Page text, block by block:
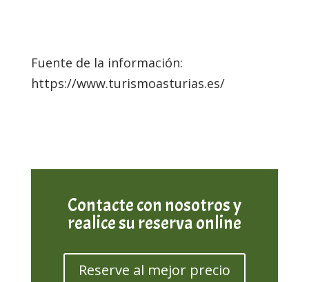
Fuente de la información:
https://www.turismoasturias.es/
Contacte con nosotros y
realice su reserva online
Reserve al mejor precio